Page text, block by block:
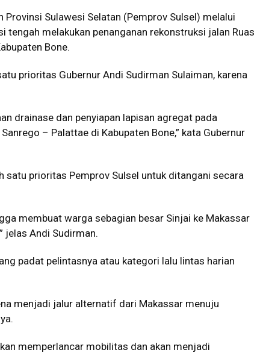
Provinsi Sulawesi Selatan (Pemprov Sulsel) melalui
tengah melakukan penanganan rekonstruksi jalan Ruas
Bone.
prioritas Gubernur Andi Sudirman Sulaiman, karena
drainase dan penyiapan lapisan agregat pada
– Palattae di Kabupaten Bone,” kata Gubernur
satu prioritas Pemprov Sulsel untuk ditangani secara
membuat warga sebagian besar Sinjai ke Makassar
jelas Andi Sudirman.
padat pelintasnya atau kategori lalu lintas harian
menjadi jalur alternatif dari Makassar menuju
memperlancar mobilitas dan akan menjadi